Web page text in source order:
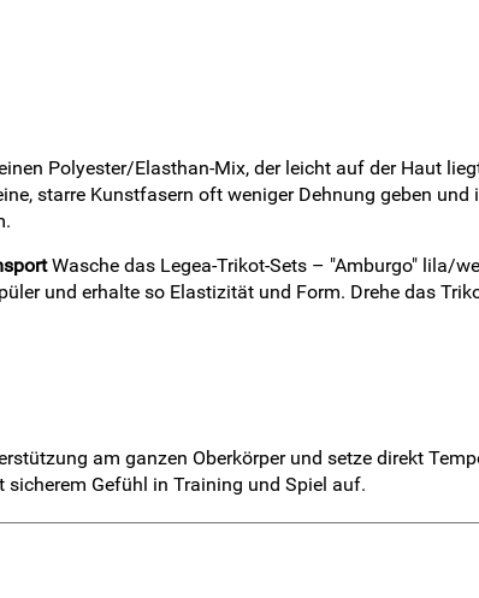
Polyester/Elasthan-Mix, der leicht auf der Haut
starre Kunstfasern oft weniger Dehnung geben
Wasche das Legea-Trikot-Sets – "Amburgo" lila/
und erhalte so Elastizität und Form. Drehe das
am ganzen Oberkörper und setze direkt
Gefühl in Training und Spiel auf.